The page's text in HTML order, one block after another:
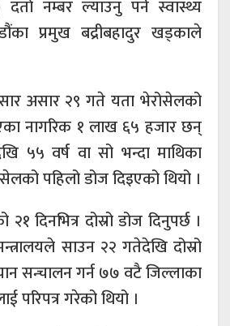
नम्बर ल्याउनु पर्ने स्वास्थ्य
प्रमुख बद्रीबहादुर खड्काले
असार २९ गते यता भेरोसेलको
नागरिक १ लाख ६५ हजार छन्
५५ वर्ष वा सो भन्दा माथिका
पहिलो डोज दिइएको थियो ।
दिनभित्र दोस्रो डोज दिनुपर्छ ।
साउन २२ गतेदेखि दोस्रो
सन्चालन गर्न ७७ वटै जिल्लाका
परिपत्र गरेको थियो ।